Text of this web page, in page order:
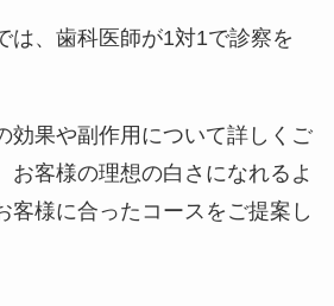
は、歯科医師が1対1で診察を
効果や副作用について詳しくご
お客様の理想の白さになれるよ
客様に合ったコースをご提案し